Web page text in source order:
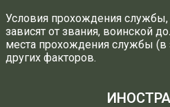
Условия прохождения
зависят от звания, воинской
места прохождения службы (в
других факторов.